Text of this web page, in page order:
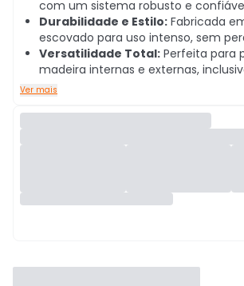
com um sistema robusto e
Durabilidade e Estilo: Fabricada
escovado para uso intenso, sem
Versatilidade Total: Perfeita para
madeira internas e externas,
Ver mais